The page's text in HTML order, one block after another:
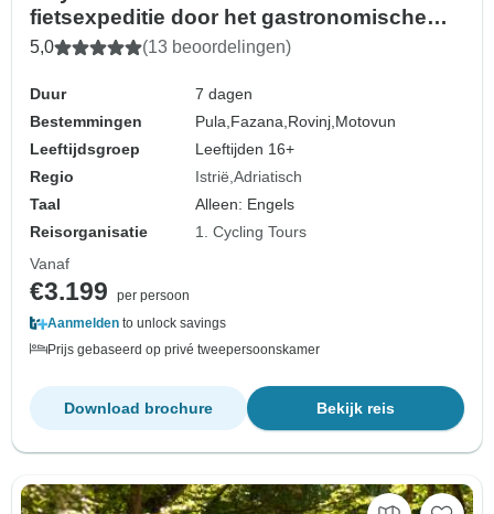
fietsexpeditie door het gastronomische
schiereiland van Kroatië
5,0 (13 beoordelingen)
Duur
7 dagen
Bestemmingen
Pula, Fazana, Rovinj, Motovun
Leeftijdsgroep
Leeftijden 16+
Regio
Istrië Adriatisch
Taal
Alleen: Engels
Reisorganisatie
1. Cycling Tours
Vanaf
€3.199
per persoon
Aanmelden to unlock savings
Prijs gebaseerd op privé tweepersoonskamer
Bekijk reis
Download brochure